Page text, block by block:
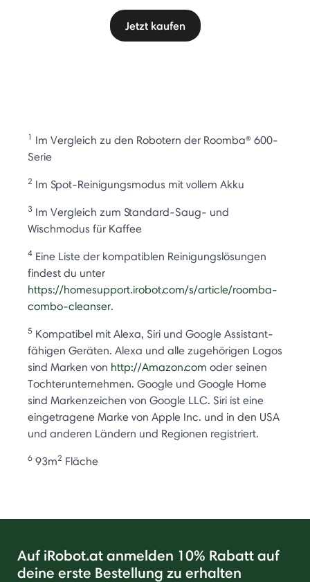
Jetzt kaufen
1 Im Vergleich zu den Robotern der Roomba® 600-
Serie
2 Im Spot-Reinigungsmodus mit vollem Akku
3 Im Vergleich zum Standard-Saug- und
Wischmodus für Kaffee
4 Eine Liste der kompatiblen Reinigungslösungen
findest du unter
https://homesupport.irobot.com/s/article/roomba-
combo-cleanser.
5 Kompatibel mit Alexa, Siri und Google Assistant-
fähigen Geräten. Alexa und alle zugehörigen Logos
sind Marken von http://Amazon.com oder seinen
Tochterunternehmen. Google und Google Home
sind Markenzeichen von Google LLC. Siri ist eine
eingetragene Marke von Apple Inc. und in den USA
und anderen Ländern und Regionen registriert.
6 93m2 Fläche
Auf iRobot.at anmelden 10% Rabatt auf
deine erste Bestellung zu erhalten